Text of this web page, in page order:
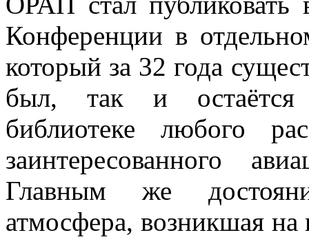
Конференции в
который за 32 года
был, так и
библиотеке любого
заинтересованного
Главным же
атмосфера, возникшая